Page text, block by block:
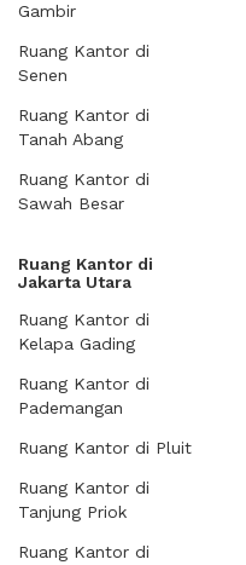
Gambir
Ruang Kantor di
Senen
Ruang Kantor di
Tanah Abang
Ruang Kantor di
Sawah Besar
Ruang Kantor di
Jakarta Utara
Ruang Kantor di
Kelapa Gading
Ruang Kantor di
Pademangan
Ruang Kantor di Pluit
Ruang Kantor di
Tanjung Priok
Ruang Kantor di